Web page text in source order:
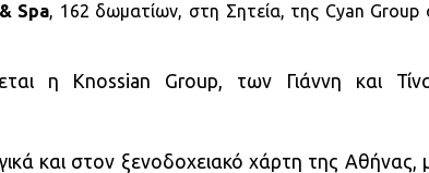
Spa, 162 δωματίων, στη Σητεία, της Cyan Group
η Knossian Group, των Γιάννη και
και στον ξενοδοχειακό χάρτη της Αθήνας,